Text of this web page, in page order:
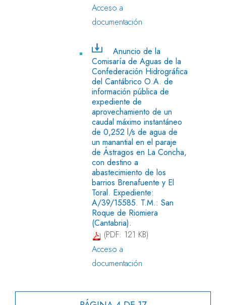
Acceso a
documentación
Anuncio de la
Comisaría de Aguas de la
Confederación Hidrográfica
del Cantábrico O.A. de
información pública de
expediente de
aprovechamiento de un
caudal máximo instantáneo
de 0,252 l/s de agua de
un manantial en el paraje
de Ástragos en La Concha,
con destino a
abastecimiento de los
barrios Brenafuente y El
Toral. Expediente:
A/39/15585. T.M.: San
Roque de Riomiera
(Cantabria).
(PDF: 121 KB)
Acceso a
documentación